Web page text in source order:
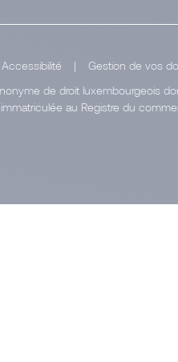
Accessibilité | Gestion de vos
de droit luxembourgeois
immatriculée au Registre du